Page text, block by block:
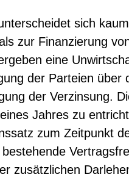
sich
zur Finanzierung
eine
der Parteien über
der Verzinsung.
Jahres zu
zum Zeitpunkt
zusätzlichen